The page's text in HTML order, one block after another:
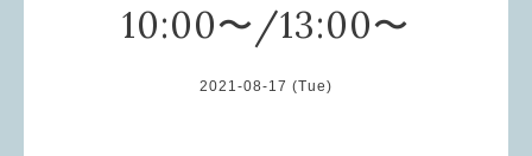
10:00〜/13:00〜
2021-08-17 (Tue)